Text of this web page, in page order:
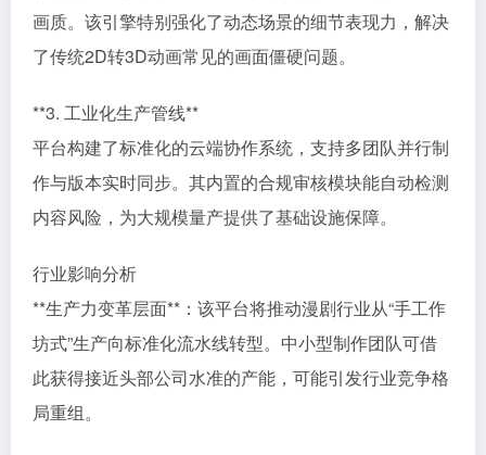
画质。该引擎特别强化了动态场景的细节表现力，解决
了传统2D转3D动画常见的画面僵硬问题。
**3. 工业化生产管线**
平台构建了标准化的云端协作系统，支持多团队并行制
作与版本实时同步。其内置的合规审核模块能自动检测
内容风险，为大规模量产提供了基础设施保障。
行业影响分析
**生产力变革层面**：该平台将推动漫剧行业从“手工作
坊式”生产向标准化流水线转型。中小型制作团队可借
此获得接近头部公司水准的产能，可能引发行业竞争格
局重组。